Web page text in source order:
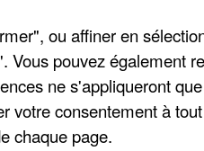
le Royaume-Uni.
par exemple.
manifester
Du coup, ce
affrontements
avant
ou affiner en
Vous pouvez également
ne s'appliqueront
votre consentement à tout
chaque page.